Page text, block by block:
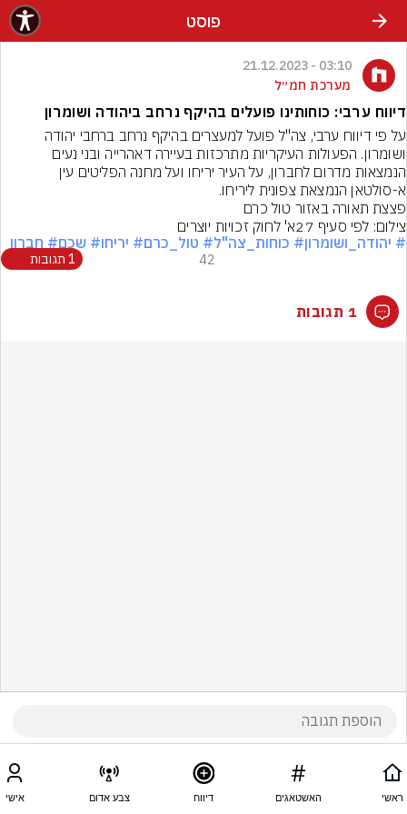
פוסט
03:10 - 21.12.2023
מערכת חמ״ל
דיווח ערבי: כוחותינו פועלים בהיקף נרחב ביהודה ושומרון
א-סולטאן הנמצאת צפונית ליריחו.
פצצת תאורה באזור טול כרם
צילום: לפי סעיף 27א' לחוק זכויות יוצרים
# יהודה_ושומרון# כוחות_צה"ל# טול_כרם# יריחו# שכם# חברון
42 1 תגובות
1 תגובות
ראשי האשטאגים דיווח צבע אדום אישי